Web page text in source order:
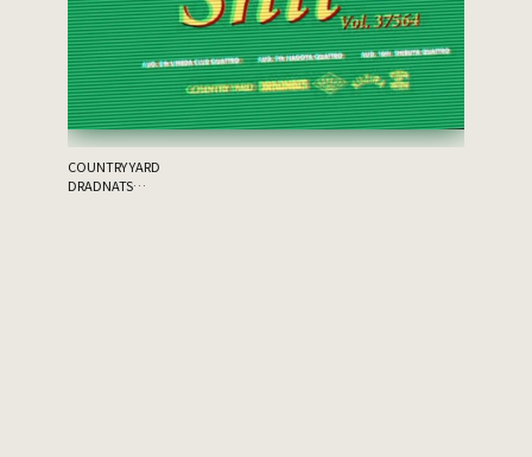
COUNTRY YARD
DRADNATS